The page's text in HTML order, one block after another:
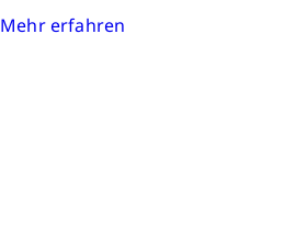
Mehr erfahren